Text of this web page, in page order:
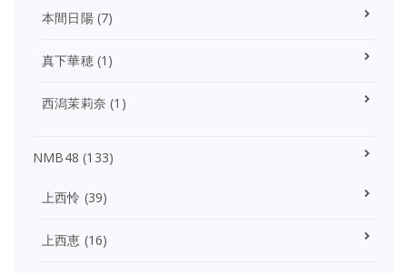
本間日陽(7)
真下華穂(1)
西潟茉莉奈 (1)
NMB48 (133)
上西怜 (39)
上西恵 (16)